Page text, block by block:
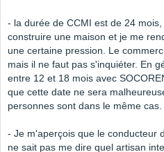
- la durée de CCMI est de 24
construire une maison et je me
une certaine pression. Le
mais il ne faut pas s'inquiéter. En
entre 12 et 18 mois avec
que cette date ne sera
personnes sont dans le même cas.
- Je m'aperçois que le conducteur
ne sait pas me dire quel artisan